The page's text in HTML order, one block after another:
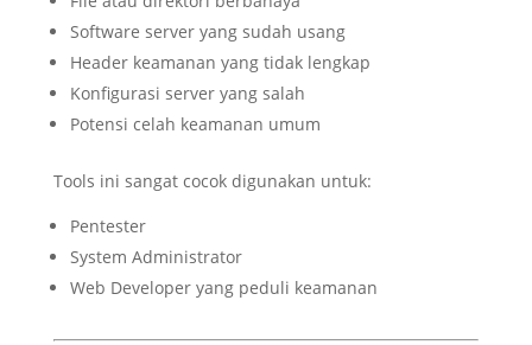
Software server yang sudah usang
Header keamanan yang tidak lengkap
Konfigurasi server yang salah
Potensi celah keamanan umum
Tools ini sangat cocok digunakan untuk:
Pentester
System Administrator
Web Developer yang peduli keamanan